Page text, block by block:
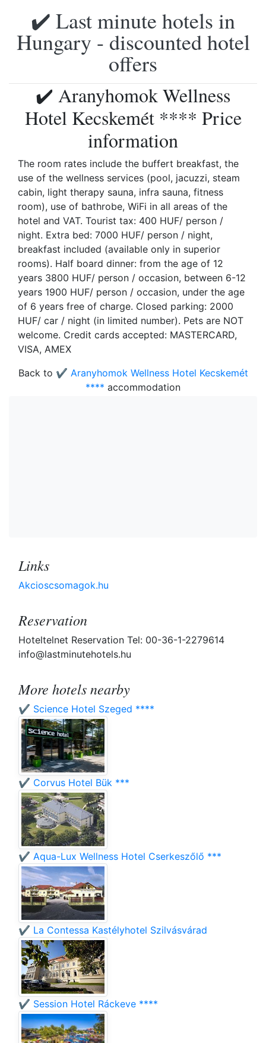
✔️ Last minute hotels in
Hungary - discounted hotel
offers
✔️ Aranyhomok Wellness
Hotel Kecskemét **** Price
information
The room rates include the buffert breakfast, the
use of the wellness services (pool, jacuzzi, steam
cabin, light therapy sauna, infra sauna, fitness
room), use of bathrobe, WiFi in all areas of the
hotel and VAT. Tourist tax: 400 HUF/ person /
night. Extra bed: 7000 HUF/ person / night,
breakfast included (available only in superior
rooms). Half board dinner: from the age of 12
years 3800 HUF/ person / occasion, between 6-12
years 1900 HUF/ person / occasion, under the age
of 6 years free of charge. Closed parking: 2000
HUF/ car / night (in limited number). Pets are NOT
welcome. Credit cards accepted: MASTERCARD,
VISA, AMEX
Back to ✔️ Aranyhomok Wellness Hotel Kecskemét
**** accommodation
Links
Akcioscsomagok.hu
Reservation
Hoteltelnet Reservation Tel: 00-36-1-2279614
info@lastminutehotels.hu
More hotels nearby
✔️ Science Hotel Szeged ****
✔️ Corvus Hotel Bük ***
✔️ Aqua-Lux Wellness Hotel Cserkeszőlő ***
✔️ La Contessa Kastélyhotel Szilvásvárad
✔️ Session Hotel Ráckeve ****